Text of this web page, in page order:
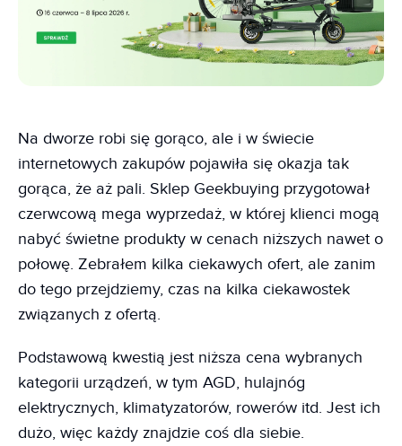
Na dworze robi się gorąco, ale i w świecie
internetowych zakupów pojawiła się okazja tak
gorąca, że aż pali. Sklep Geekbuying przygotował
czerwcową mega wyprzedaż, w której klienci mogą
nabyć świetne produkty w cenach niższych nawet o
połowę. Zebrałem kilka ciekawych ofert, ale zanim
do tego przejdziemy, czas na kilka ciekawostek
związanych z ofertą.
Podstawową kwestią jest niższa cena wybranych
kategorii urządzeń, w tym AGD, hulajnóg
elektrycznych, klimatyzatorów, rowerów itd. Jest ich
dużo, więc każdy znajdzie coś dla siebie.